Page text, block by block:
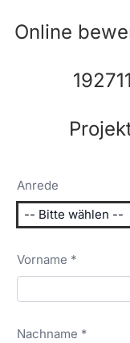
Online
Anrede
Vorname *
Nachname *